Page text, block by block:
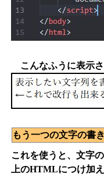
こんなふうに表示さ
もう一つの文字の書
これを使うと、文字
上のHTMLにつけ加